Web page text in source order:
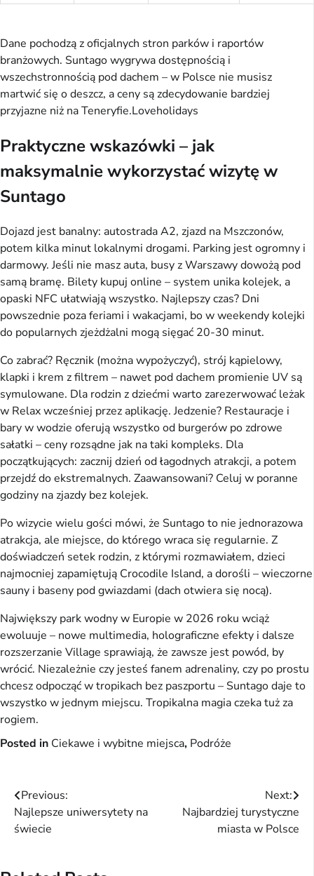
Dane pochodzą z oficjalnych stron parków i raportów
branżowych. Suntago wygrywa dostępnością i
wszechstronnością pod dachem – w Polsce nie musisz
martwić się o deszcz, a ceny są zdecydowanie bardziej
przyjazne niż na Teneryfie.⁠Loveholidays
Praktyczne wskazówki – jak
maksymalnie wykorzystać wizytę w
Suntago
Dojazd jest banalny: autostrada A2, zjazd na Mszczonów,
potem kilka minut lokalnymi drogami. Parking jest ogromny i
darmowy. Jeśli nie masz auta, busy z Warszawy dowożą pod
samą bramę. Bilety kupuj online – system unika kolejek, a
opaski NFC ułatwiają wszystko. Najlepszy czas? Dni
powszednie poza feriami i wakacjami, bo w weekendy kolejki
do popularnych zjeżdżalni mogą sięgać 20-30 minut.
Co zabrać? Ręcznik (można wypożyczyć), strój kąpielowy,
klapki i krem z filtrem – nawet pod dachem promienie UV są
symulowane. Dla rodzin z dziećmi warto zarezerwować leżak
w Relax wcześniej przez aplikację. Jedzenie? Restauracje i
bary w wodzie oferują wszystko od burgerów po zdrowe
sałatki – ceny rozsądne jak na taki kompleks. Dla
początkujących: zacznij dzień od łagodnych atrakcji, a potem
przejdź do ekstremalnych. Zaawansowani? Celuj w poranne
godziny na zjazdy bez kolejek.
Po wizycie wielu gości mówi, że Suntago to nie jednorazowa
atrakcja, ale miejsce, do którego wraca się regularnie. Z
doświadczeń setek rodzin, z którymi rozmawiałem, dzieci
najmocniej zapamiętują Crocodile Island, a dorośli – wieczorne
sauny i baseny pod gwiazdami (dach otwiera się nocą).
Największy park wodny w Europie w 2026 roku wciąż
ewoluuje – nowe multimedia, holograficzne efekty i dalsze
rozszerzanie Village sprawiają, że zawsze jest powód, by
wrócić. Niezależnie czy jesteś fanem adrenaliny, czy po prostu
chcesz odpocząć w tropikach bez paszportu – Suntago daje to
wszystko w jednym miejscu. Tropikalna magia czeka tuż za
rogiem.
Posted in Ciekawe i wybitne miejsca, Podróże
Nawigacja
wpisu
Previous:
Najlepsze uniwersytety na
świecie
Next:
Najbardziej turystyczne
miasta w Polsce